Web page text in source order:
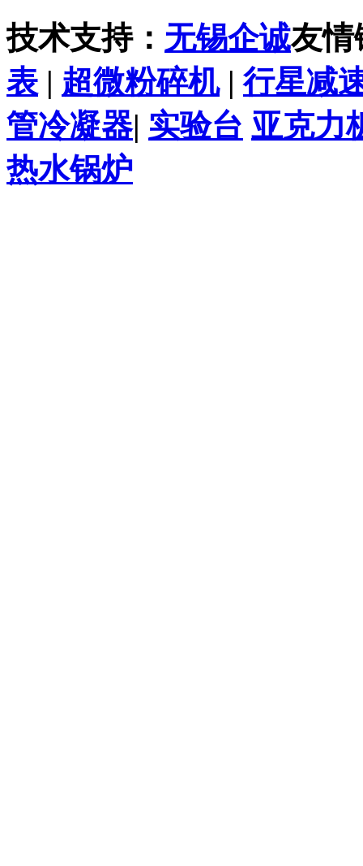
技术支持： 无锡企诚友情
表 | 超微粉碎机|行星减
管冷凝器| 实验台 亚克力
热水锅炉